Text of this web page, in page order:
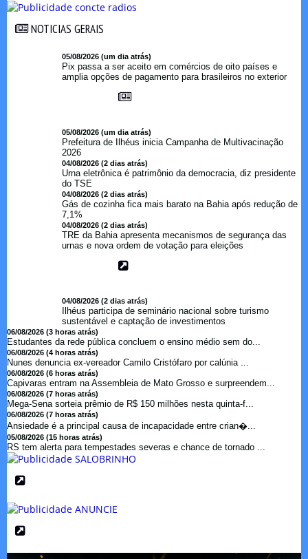
NOTICIAS GERAIS
05/08/2026 (um dia atrás)
Pix passa a ser aceito em comércios de oito países e
amplia opções de pagamento para brasileiros no exterior
05/08/2026 (um dia atrás)
Prefeitura de Ilhéus inicia Campanha de Multivacinação
2026
04/08/2026 (2 dias atrás)
Urna eletrônica é patrimônio da democracia, diz presidente
do TSE
04/08/2026 (2 dias atrás)
Gás de cozinha fica mais barato na Bahia após redução de
7,1%
04/08/2026 (2 dias atrás)
TRE da Bahia apresenta mecanismos de segurança das
urnas e nova ordem de votação para eleições
04/08/2026 (2 dias atrás)
Ilhéus participa de seminário nacional sobre turismo
sustentável e captação de investimentos
06/08/2026 (3 horas atrás)
Estudantes da rede pública concluem o ensino médio sem do...
06/08/2026 (4 horas atrás)
Nunes denuncia ex-vereador Camilo Cristófaro por calúnia ...
06/08/2026 (6 horas atrás)
Capivaras entram na Assembleia de Mato Grosso e surpreendem...
06/08/2026 (7 horas atrás)
Mega-Sena sorteia prêmio de R$ 150 milhões nesta quinta-f...
06/08/2026 (7 horas atrás)
Ansiedade é a principal causa de incapacidade entre crian�...
05/08/2026 (15 horas atrás)
RS tem alerta para tempestades severas e chance de tornado ...